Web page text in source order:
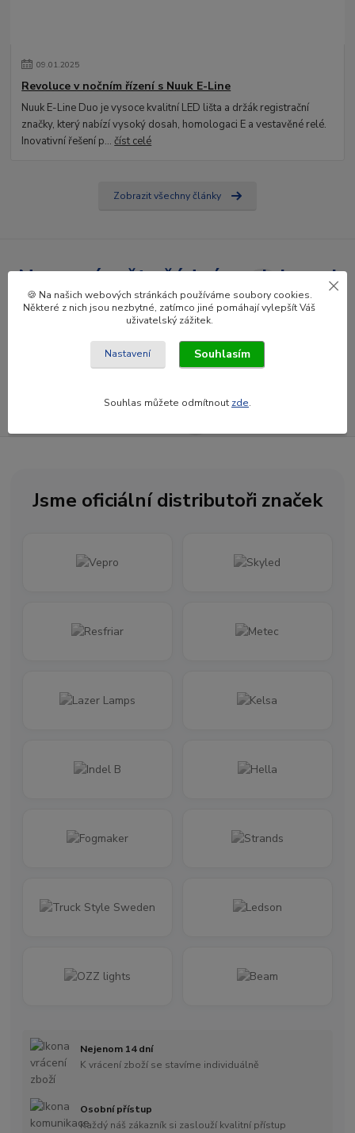
09.01.2025
Revoluce v nočním řízení s Nuuk E-Line
Nuuk E-Line Duo je vysoce kvalitní LED lišta a držák registrační
značky, který nabízí vysoký dosah, homologaci E a vestavěné relé.
Inovativní řešení p...číst celé
Zobrazit všechny články
Nepropásněte žádné novinky ani
slevy!
Přihlásit se
Newsletter posíláme maximálně jednou za měsíc
Jsme oficiální distributoři značek
Nejenom 14 dní
K vrácení zboží se stavíme individuálně
Osobní přístup
Každý náš zákazník si zaslouží kvalitní přístup
🍪 Na našich webových stránkách používáme soubory cookies.
Některé z nich jsou nezbytné, zatímco jiné pomáhají vylepšít Váš
uživatelský zážitek.
Nastavení Souhlasím
Souhlas můžete odmítnout zde.